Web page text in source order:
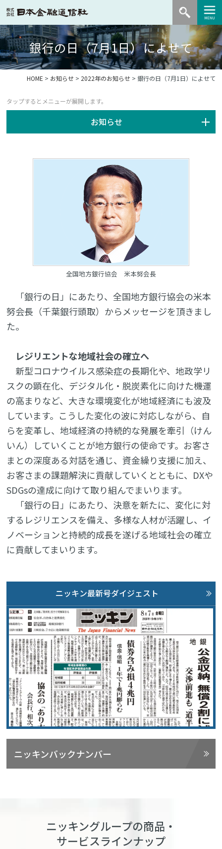
銀行の日（7月1日）によせて
HOME > お知らせ> 2022年のお知らせ> 銀行の日（7月1日）によせて
お知らせ
全国地方銀行協会 米本努会長
「銀行の日」にあたり、全国地方銀行協会の米本
努会長（千葉銀行頭取）からメッセージを頂きまし
た。
レジリエントな地域社会の確立へ
新型コロナウイルス感染症の長期化や、地政学リ
スクの顕在化、デジタル化・脱炭素化に向けた機運
の高まりなど、大きな環境変化が地域経済にも波及
しています。こうした変化の波に対応しながら、自
らを変革し、地域経済の持続的な発展を牽引（けん
いん）していくことが地方銀行の使命です。お客さ
まとの深度ある対話を通じ、資金繰り支援に加え、
お客さまの課題解決に貢献していくとともに、DXや
SDGsの達成に向けて取り組んでまいります。
「銀行の日」にあたり、決意を新たに、変化に対
するレジリエンスを備え、多様な人材が活躍し、イ
ノベーションと持続的成長を遂げる地域社会の確立
に貢献してまいります。
ニッキン最新号ダイジェスト
ニッキンバックナンバー
ニッキングループの商品・
サービスラインナップ